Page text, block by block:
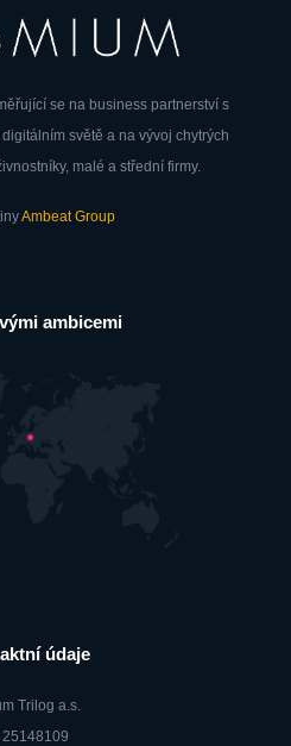
se na business partnerství s
světě a na vývoj chytrých
malé a střední firmy.
Ambeat Group
ambicemi
údaje
Trilog a.s.
25148109